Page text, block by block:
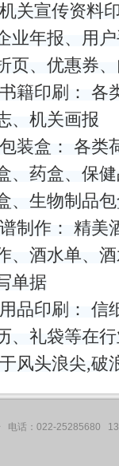
关宣传资料
业年报、用
页、优惠券
籍印刷： 各
、机关画报
装盒： 各类
、药盒、保
、生物制品
制作： 精美
、酒水单、
单据
品印刷： 信
、礼袋等在
风头浪尖,破
电话：022-